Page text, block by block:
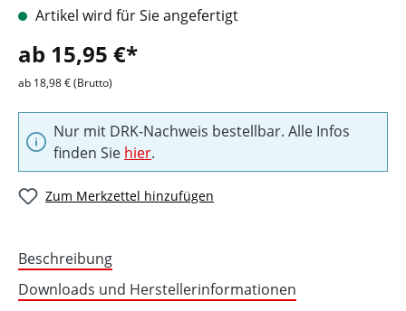
Artikel wird für Sie angefertigt
ab 15,95 €*
ab 18,98 € (Brutto)
Nur mit DRK-Nachweis bestellbar. Alle Infos
finden Sie hier.
Zum Merkzettel hinzufügen
Beschreibung
Downloads und Herstellerinformationen